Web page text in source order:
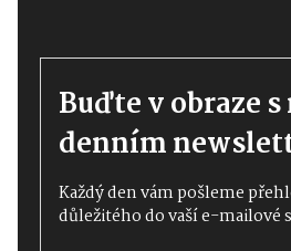
Buďte v obraze
denním
Každý den vám pošleme
důležitého do vaší e-mailové